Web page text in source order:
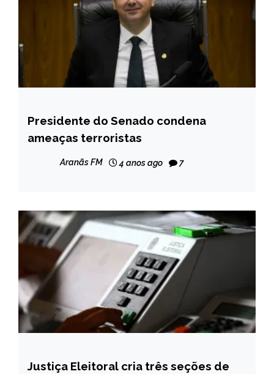
BRASIL
NOTÍCIAS
Presidente do Senado condena
ameaças terroristas
Aranãs FM 4 anos ago 7
CAPELINHA
Justiça Eleitoral cria três seções de